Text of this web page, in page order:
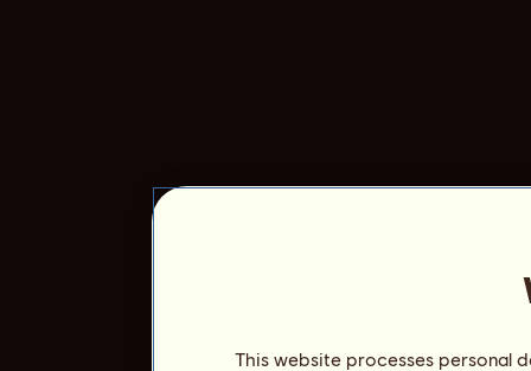
This website processes personal